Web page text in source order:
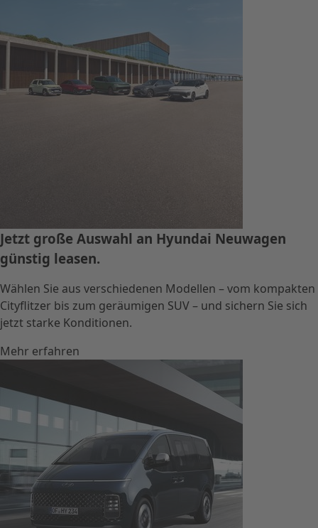
Jetzt große Auswahl an Hyundai Neuwagen
günstig leasen.
Wählen Sie aus verschiedenen Modellen – vom kompakten
Cityflitzer bis zum geräumigen SUV – und sichern Sie sich
jetzt starke Konditionen.
Mehr erfahren